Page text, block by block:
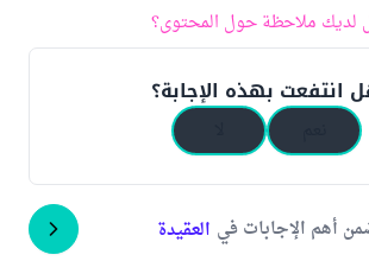
لديك ملاحظة حول المحتوى؟
انتفعت بهذه الإجابة؟
أهم الإجابات في العقيدة